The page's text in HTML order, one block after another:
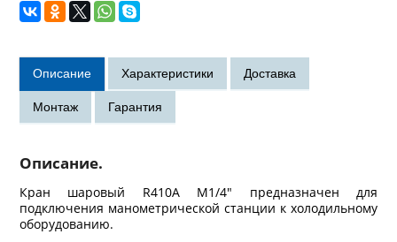
Описание.
Кран шаровый R410A M1/4" предназначен для
подключения манометрической станции к холодильному
оборудованию.